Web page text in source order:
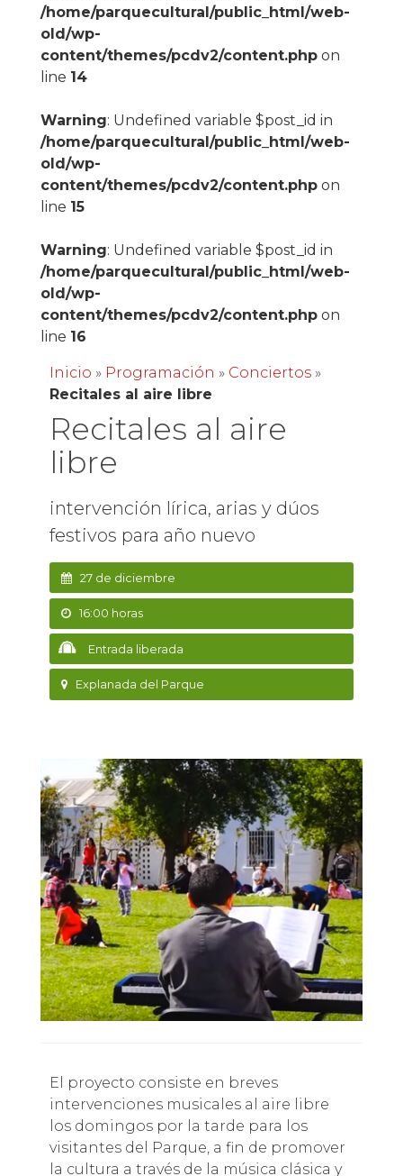
/home/parquecultural/public_html/web-
old/wp-
content/themes/pcdv2/content.phpon
line 14
Warning: Undefined variable $post_id in
/home/parquecultural/public_html/web-
old/wp-
content/themes/pcdv2/content.phpon
line 15
Warning: Undefined variable $post_id in
/home/parquecultural/public_html/web-
old/wp-
content/themes/pcdv2/content.phpon
line 16
Inicio » Programación » Conciertos»
Recitales al aire libre
Recitales al aire
libre
intervención lírica, arias y dúos
festivos para año nuevo
27 de diciembre
16:00 horas
Entrada liberada
Explanada del Parque
El proyecto consiste en breves
intervenciones musicales al aire libre
los domingos por la tarde para los
visitantes del Parque, a fin de promover
la cultura a través de la música clásica y